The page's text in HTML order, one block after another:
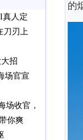
真人定
刀刃上
招
场官宣
场收官，
你爽
的